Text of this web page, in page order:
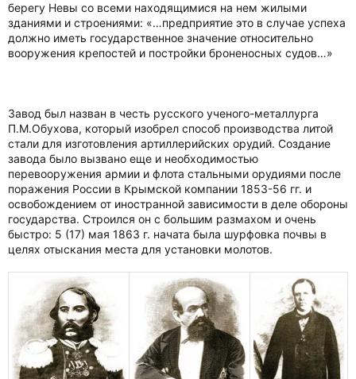
берегу Невы со всеми находящимися на нем жилыми
зданиями и строениями: «…предприятие это в случае успеха
должно иметь государственное значение относительно
вооружения крепостей и постройки броненосных судов…»
Завод был назван в честь русского ученого-металлурга
П.М.Обухова, который изобрел способ производства литой
стали для изготовления артиллерийских орудий. Создание
завода было вызвано еще и необходимостью
перевооружения армии и флота стальными орудиями после
поражения России в Крымской компании 1853-56 гг. и
освобождением от иностранной зависимости в деле обороны
государства. Строился он с большим размахом и очень
быстро: 5 (17) мая 1863 г. начата была шурфовка почвы в
целях отыскания места для установки молотов.